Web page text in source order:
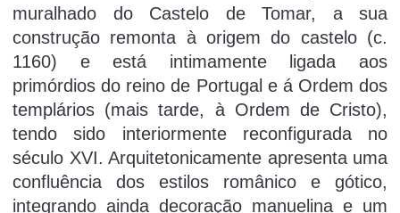
muralhado do Castelo de Tomar, a sua
construção remonta à origem do castelo (c.
1160) e está intimamente ligada aos
primórdios do reino de Portugal e á Ordem dos
templários (mais tarde, à Ordem de Cristo),
tendo sido interiormente reconfigurada no
século XVI. Arquitetonicamente apresenta uma
confluência dos estilos românico e gótico,
integrando ainda decoração manuelina e um